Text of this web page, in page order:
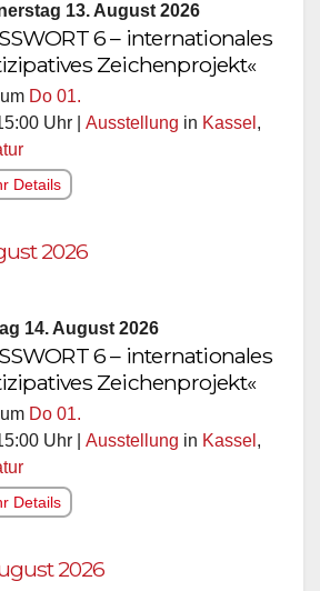
13. August 2026
6 – internationales
Zeichenprojekt«
Do 01.
Uhr | Ausstellung in Kassel ,
Details
2026
14. August 2026
6 – internationales
Zeichenprojekt«
Do 01.
Uhr | Ausstellung in Kassel ,
Details
2026